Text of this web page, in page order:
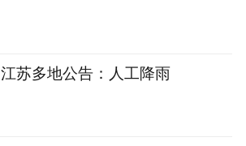
江苏多地公告：人工降雨